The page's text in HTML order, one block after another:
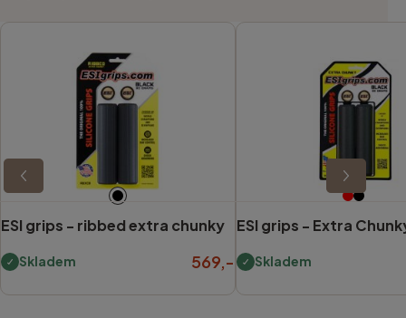
ESI grips - ribbed extra chunky
Skladem 569,-
ESI grips - Extra
Skladem